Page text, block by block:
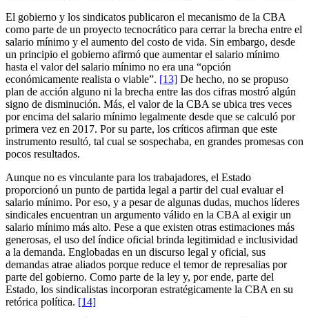
El gobierno y los sindicatos publicaron el mecanismo de la CBA
como parte de un proyecto tecnocrático para cerrar la brecha entre el
salario mínimo y el aumento del costo de vida. Sin embargo, desde
un principio el gobierno afirmó que aumentar el salario mínimo
hasta el valor del salario mínimo no era una “opción
económicamente realista o viable”. [13] De hecho, no se propuso
plan de acción alguno ni la brecha entre las dos cifras mostró algún
signo de disminución. Más, el valor de la CBA se ubica tres veces
por encima del salario mínimo legalmente desde que se calculó por
primera vez en 2017. Por su parte, los críticos afirman que este
instrumento resultó, tal cual se sospechaba, en grandes promesas con
pocos resultados.
Aunque no es vinculante para los trabajadores, el Estado
proporcionó un punto de partida legal a partir del cual evaluar el
salario mínimo. Por eso, y a pesar de algunas dudas, muchos líderes
sindicales encuentran un argumento válido en la CBA al exigir un
salario mínimo más alto. Pese a que existen otras estimaciones más
generosas, el uso del índice oficial brinda legitimidad e inclusividad
a la demanda. Englobadas en un discurso legal y oficial, sus
demandas atrae aliados porque reduce el temor de represalias por
parte del gobierno. Como parte de la ley y, por ende, parte del
Estado, los sindicalistas incorporan estratégicamente la CBA en su
retórica política. [14]